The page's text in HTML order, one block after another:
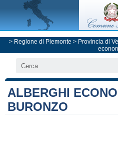
> Regione di Piemonte > Provincia di
ALBERGHI
BURONZO